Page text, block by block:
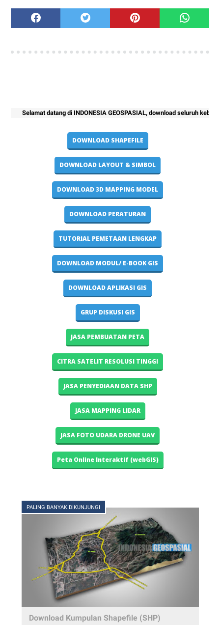
Selamat datang di INDONESIA GEOSPASIAL, download seluruh
DOWNLOAD SHAPEFILE
DOWNLOAD LAYOUT & SIMBOL
DOWNLOAD 3D MAPPING MODEL
DOWNLOAD PERATURAN
TUTORIAL PEMETAAN LENGKAP
DOWNLOAD MODUL/ E-BOOK GIS
DOWNLOAD APLIKASI GIS
GRUP DISKUSI GIS
JASA PEMBUATAN PETA
CITRA SATELIT RESOLUSI TINGGI
JASA PENYEDIAAN DATA SHP
JASA MAPPING LIDAR
JASA FOTO UDARA DRONE UAV
Peta Online Interaktif (webGIS)
PALING BANYAK DIKUNJUNGI
Download Kumpulan Shapefile (SHP)